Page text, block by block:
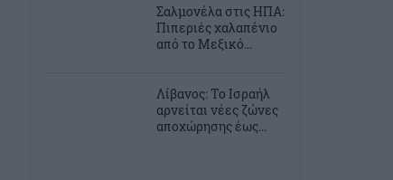
Σαλμονέλα στις ΗΠΑ:
Πιπεριές χαλαπένιο
από το Μεξικό...
Λίβανος: Το Ισραήλ
αρνείται νέες ζώνες
αποχώρησης έως...